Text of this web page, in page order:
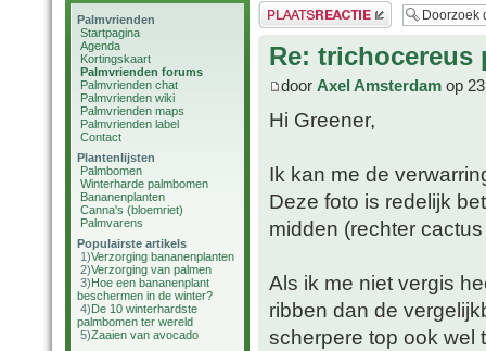
Palmvrienden
Startpagina
Agenda
Kortingskaart
Palmvrienden forums
Palmvrienden chat
Palmvrienden wiki
Palmvrienden maps
Palmvrienden label
Contact
Plantenlijsten
Palmbomen
Winterharde palmbomen
Bananenplanten
Canna's (bloemriet)
Palmvarens
Populairste artikels
1)Verzorging bananenplanten
2)Verzorging van palmen
3)Hoe een bananenplant
beschermen in de winter?
4)De 10 winterhardste
palmbomen ter wereld
5)Zaaien van avocado
Plaats een reactie
Re: trichocereus
door Axel Amsterdam op
Hi Greener,
Ik kan me de
Deze foto is redelijk
midden (rechter
Als ik me niet vergis
ribben dan de
scherpere top ook wel